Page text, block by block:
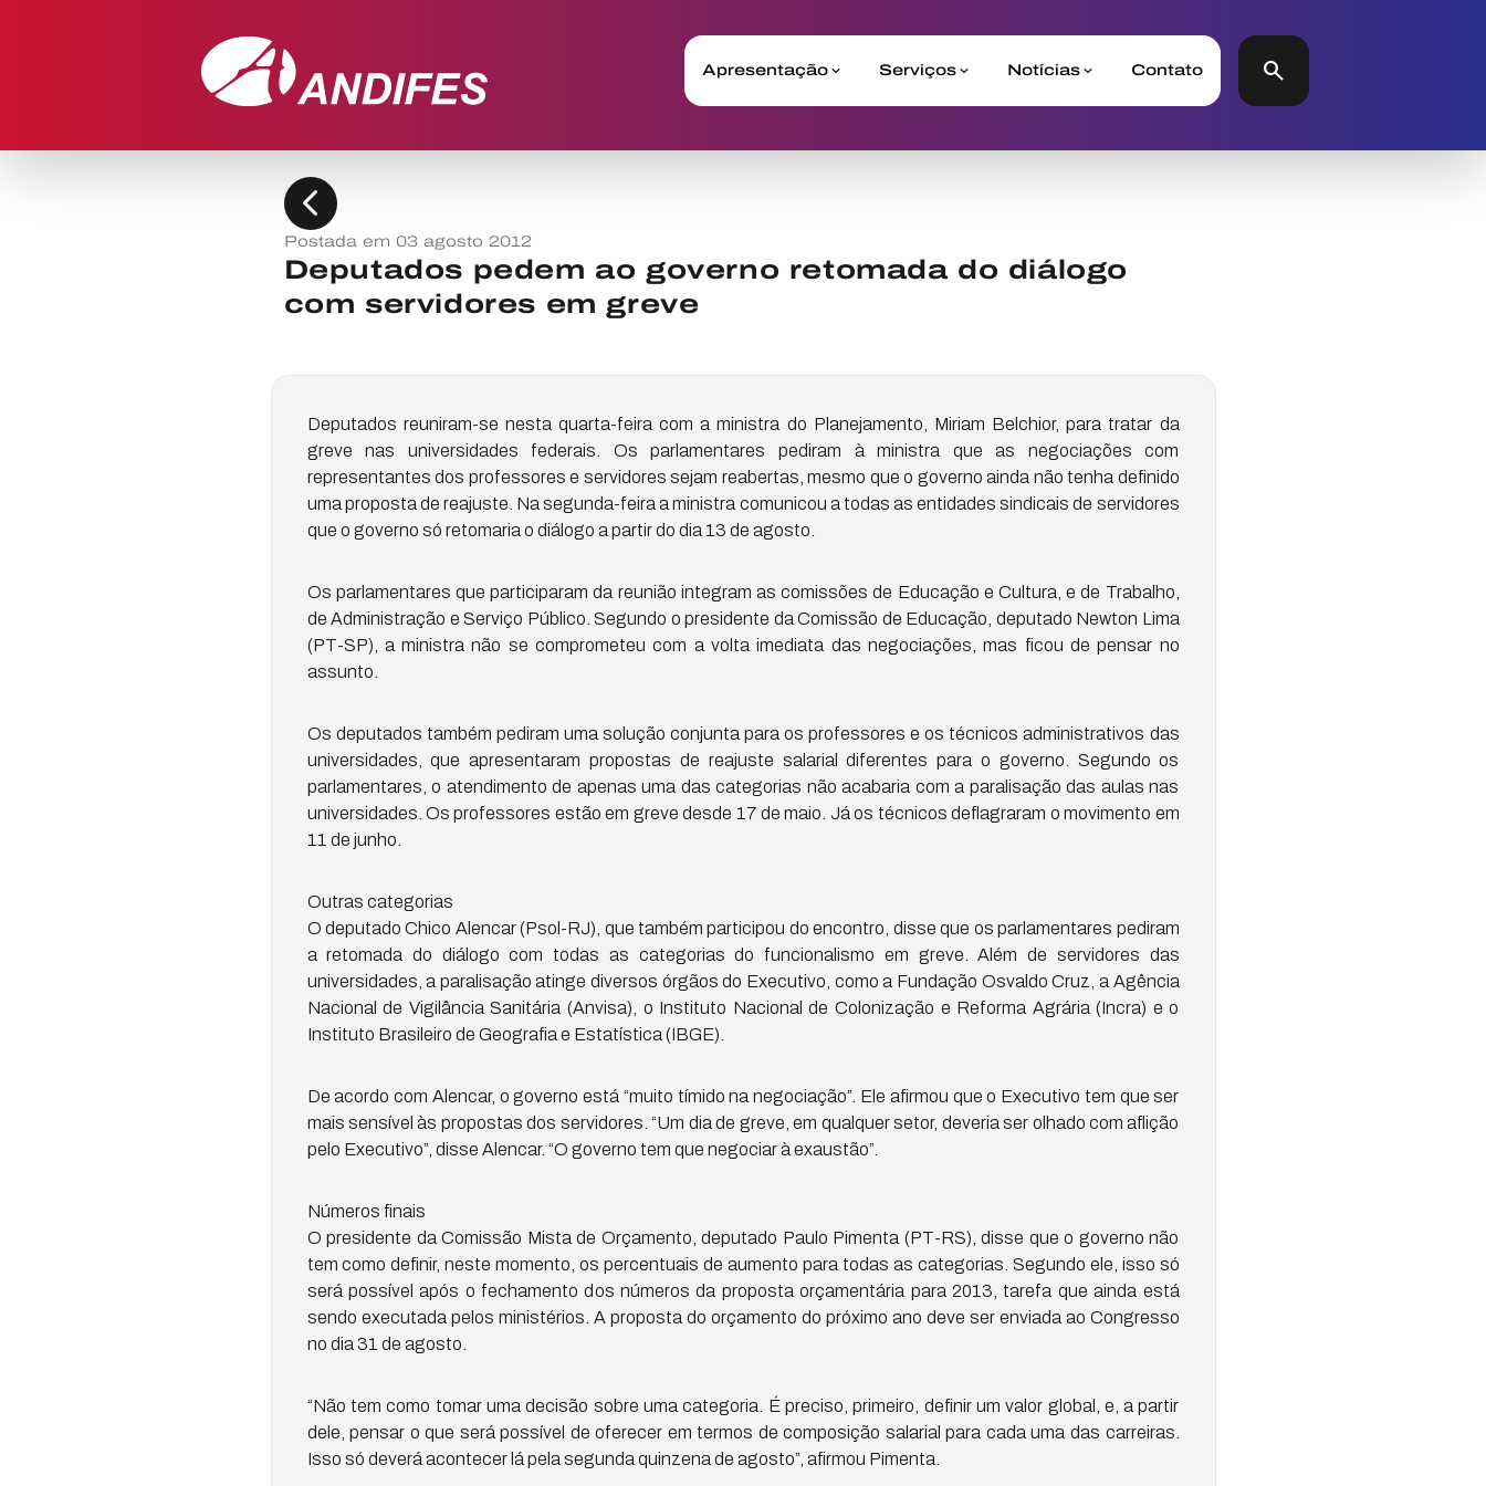
Apresentação Serviços Notícias Contato search
chevron_left
Postada em 03 agosto 2012
Deputados pedem ao governo retomada do diálogo
com servidores em greve
Deputados reuniram-se nesta quarta-feira com a ministra do Planejamento, Miriam Belchior, para tratar da
greve nas universidades federais. Os parlamentares pediram à ministra que as negociações com
representantes dos professores e servidores sejam reabertas, mesmo que o governo ainda não tenha definido
uma proposta de reajuste. Na segunda-feira a ministra comunicou a todas as entidades sindicais de servidores
que o governo só retomaria o diálogo a partir do dia 13 de agosto.
Os parlamentares que participaram da reunião integram as comissões de Educação e Cultura, e de Trabalho,
de Administração e Serviço Público. Segundo o presidente da Comissão de Educação, deputado Newton Lima
(PT-SP), a ministra não se comprometeu com a volta imediata das negociações, mas ficou de pensar no
assunto.
Os deputados também pediram uma solução conjunta para os professores e os técnicos administrativos das
universidades, que apresentaram propostas de reajuste salarial diferentes para o governo. Segundo os
parlamentares, o atendimento de apenas uma das categorias não acabaria com a paralisação das aulas nas
universidades. Os professores estão em greve desde 17 de maio. Já os técnicos deflagraram o movimento em
11 de junho.
Outras categorias
O deputado Chico Alencar (Psol-RJ), que também participou do encontro, disse que os parlamentares pediram
a retomada do diálogo com todas as categorias do funcionalismo em greve. Além de servidores das
universidades, a paralisação atinge diversos órgãos do Executivo, como a Fundação Osvaldo Cruz, a Agência
Nacional de Vigilância Sanitária (Anvisa), o Instituto Nacional de Colonização e Reforma Agrária (Incra) e o
Instituto Brasileiro de Geografia e Estatística (IBGE).
De acordo com Alencar, o governo está “muito tímido na negociação”. Ele afirmou que o Executivo tem que ser
mais sensível às propostas dos servidores. “Um dia de greve, em qualquer setor, deveria ser olhado com aflição
pelo Executivo”, disse Alencar. “O governo tem que negociar à exaustão”.
Números finais
O presidente da Comissão Mista de Orçamento, deputado Paulo Pimenta (PT-RS), disse que o governo não
tem como definir, neste momento, os percentuais de aumento para todas as categorias. Segundo ele, isso só
será possível após o fechamento dos números da proposta orçamentária para 2013, tarefa que ainda está
sendo executada pelos ministérios. A proposta do orçamento do próximo ano deve ser enviada ao Congresso
no dia 31 de agosto.
“Não tem como tomar uma decisão sobre uma categoria. É preciso, primeiro, definir um valor global, e, a partir
dele, pensar o que será possível de oferecer em termos de composição salarial para cada uma das carreiras.
Isso só deverá acontecer lá pela segunda quinzena de agosto”, afirmou Pimenta.